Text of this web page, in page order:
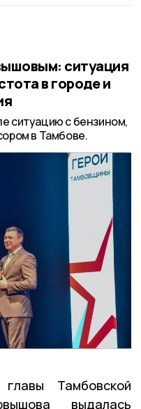
ситуация
в городе и
ситуацию с бензином,
в Тамбове.
Тамбовской
выдалась